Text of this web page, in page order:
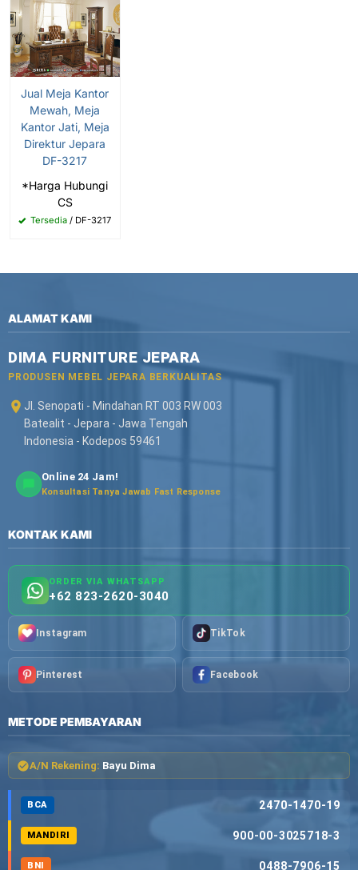
Jual Meja Kantor
Mewah, Meja
Kantor Jati, Meja
Direktur Jepara
DF-3217
*Harga Hubungi
CS
Tersedia / DF-3217
ALAMAT KAMI
DIMA FURNITURE JEPARA
PRODUSEN MEBEL JEPARA BERKUALITAS
Jl. Senopati - Mindahan RT 003 RW 003
Batealit - Jepara - Jawa Tengah
Indonesia - Kodepos 59461
Online 24 Jam!
Konsultasi Tanya Jawab Fast Response
KONTAK KAMI
ORDER VIA WHATSAPP
+62 823-2620-3040
Instagram TikTok
Pinterest Facebook
METODE PEMBAYARAN
A/N Rekening: Bayu Dima
BCA 2470-1470-19
MANDIRI 900-00-3025718-3
BNI 0488-7906-15